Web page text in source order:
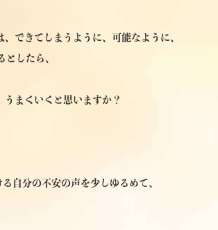
、できてしまうように、可能なように、
としたら、
うまくいくと思いますか？
自分の不安の声を少しゆるめて、